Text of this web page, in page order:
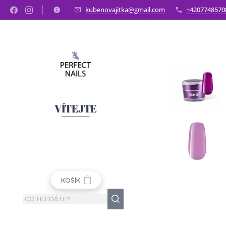
kubenovajitka@gmail.com
VÍTEJTE
KOŠÍK